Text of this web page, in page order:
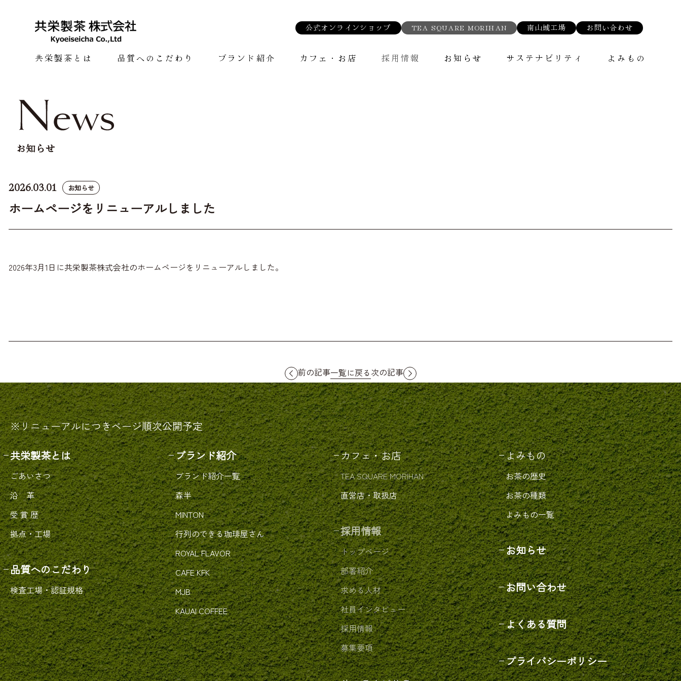
公式オンラインショップ TEA SQUARE MORIHAN 南山城工場 お問い合わせ
共栄製茶とは 品質へのこだわり ブランド紹介 カフェ・お店 採用情報 お知らせ サステナビリティ よみもの
お知らせ
2026.03.01 お知らせ
ホームページをリニューアルしました
2026年3月1日に共栄製茶株式会社のホームページをリニューアルしました。
前の記事一覧に戻る次の記事
※リニューアルにつきページ順次公開予定
共栄製茶とは
ごあいさつ
沿 革
受 賞 歴
拠点・工場
品質へのこだわり
検査工場・認証規格
ブランド紹介
ブランド紹介一覧
森半
MINTON
行列のできる珈琲屋さん
ROYAL FLAVOR
CAFE KFK
MJB
KAUAI COFFEE
カフェ・お店
TEA SQUARE MORIHAN
直営店・取扱店
採用情報
トップページ
部署紹介
求める人材
社員インタビュー
採用情報
募集要項
よみもの
お茶の歴史
お茶の種類
よみもの一覧
お知らせ
お問い合わせ
よくある質問
プライバシーポリシー